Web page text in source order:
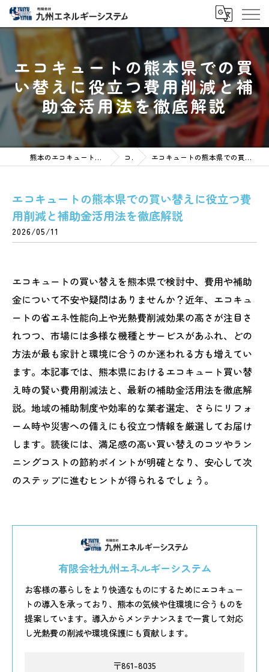
エコキュートの熊本県での買
い替えに役立つ費用削減と補
助金活用法を徹底解説
熊本のエコキュートなら有限会社九州エネルギーシステム コラム エコキュートの熊本県での買い替えに役立つ費用削減と補助金活用法を徹底解説
エコキュートの熊本県での買い替えに役立つ費
用削減と補助金活用法を徹底解説
2026/05/11
エコキュートの買い替えを熊本県で検討中、費用や補助
金について不安や疑問はありませんか？近年、エコキュ
ートの省エネ性能向上や光熱費削減効果の高さが注目さ
れつつ、市場には多様な機種とサービスがあふれ、どの
方法が最も家計と環境に合うのか迷われる方も増えてい
ます。本記事では、熊本県におけるエコキュート買い替
え時の賢い費用削減法と、最新の補助金活用法を徹底解
説。地域の補助制度や効率的な業者選定、さらにリフォ
ーム時や災害への備えにも役立つ情報を厳選してお届け
します。読後には、満足感の高い買い替えのコツやラン
ニングコストの節約ポイントが明確となり、安心して次
のステップに進むヒントが得られるでしょう。
有限会社九州エネルギーシステム
お客様の暮らしをより快適なものにするためにエコキュー
トの導入を承っており、熊本の気候や住環境に合うものを
提案しています。導入からメンテナンスまで一貫して対応
し光熱費の削減や環境保護にも貢献します。
〒861-8035